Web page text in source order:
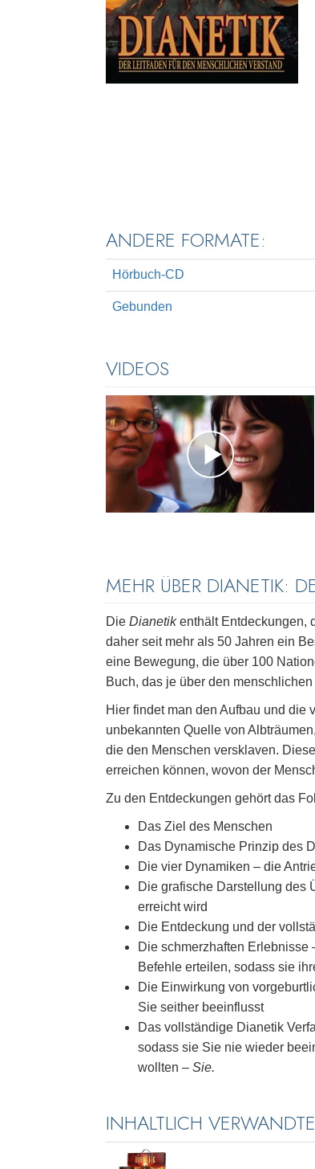
ANDERE FORMATE:
Hörbuch-CD
Gebunden
VIDEOS
MEHR ÜBER DIANETIK:
Die Dianetikenthält Entdeckungen,
daher seit mehr als 50 Jahren ein
eine Bewegung, die über 100
Buch, das je über den
Hier findet man den Aufbau und die
unbekannten Quelle von
die den Menschen versklaven.
erreichen können, wovon der
Zu den Entdeckungen gehört das
Das Ziel des Menschen
Das Dynamische Prinzip des
Die vier Dynamiken – die
Die grafische Darstellung des
erreicht wird
Die Entdeckung und der
Die schmerzhaften Erlebnisse
Befehle erteilen, sodass sie
Die Einwirkung von
Sie seither beeinflusst
Das vollständige Dianetik
sodass sie Sie nie wieder
wollten – Sie.
INHALTLICH